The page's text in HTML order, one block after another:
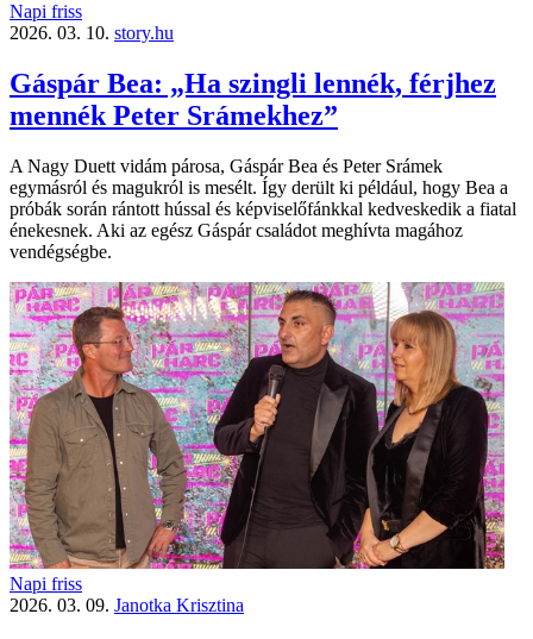
Napi friss
2026. 03. 10. story.hu
Gáspár Bea: „Ha szingli lennék, férjhez
mennék Peter Srámekhez”
A Nagy Duett vidám párosa, Gáspár Bea és Peter Srámek
egymásról és magukról is mesélt. Így derült ki például, hogy Bea a
próbák során rántott hússal és képviselőfánkkal kedveskedik a fiatal
énekesnek. Aki az egész Gáspár családot meghívta magához
vendégségbe.
Napi friss
2026. 03. 09. Janotka Krisztina